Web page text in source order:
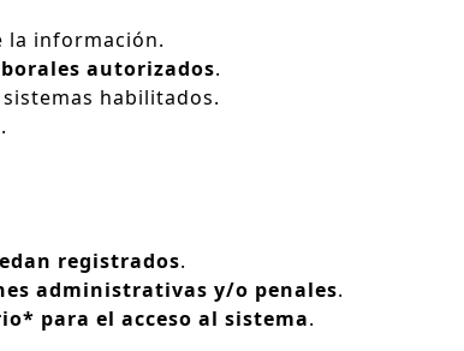
la información.
autorizados.
habilitados.
registrados.
administrativas y/o penales.
para el acceso al sistema.